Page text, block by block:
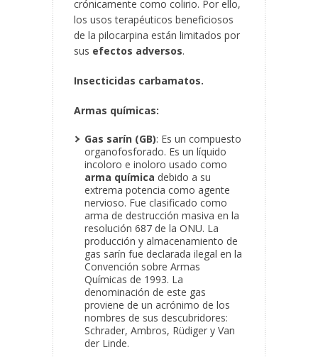
crónicamente como colirio. Por ello,
los usos terapéuticos beneficiosos
de la pilocarpina están limitados por
sus efectos adversos.
Insecticidas carbamatos.
Armas químicas:
Gas sarín (GB): Es un compuesto
organofosforado. Es un líquido
incoloro e inoloro usado como
arma química debido a su
extrema potencia como agente
nervioso. Fue clasificado como
arma de destrucción masiva en la
resolución 687 de la ONU. La
producción y almacenamiento de
gas sarín fue declarada ilegal en la
Convención sobre Armas
Químicas de 1993. La
denominación de este gas
proviene de un acrónimo de los
nombres de sus descubridores:
Schrader, Ambros, Rüdiger y Van
der Linde.